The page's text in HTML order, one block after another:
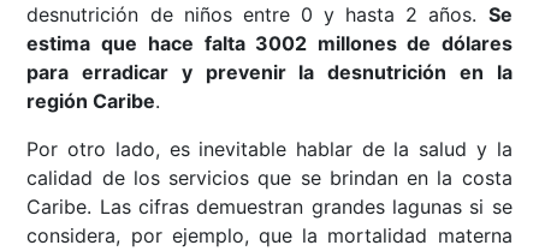
desnutrición de niños entre 0 y hasta 2 años. Se
estima que hace falta 3002 millones de dólares
para erradicar y prevenir la desnutrición en la
región Caribe.
Por otro lado, es inevitable hablar de la salud y la
calidad de los servicios que se brindan en la costa
Caribe. Las cifras demuestran grandes lagunas si se
considera, por ejemplo, que la mortalidad materna